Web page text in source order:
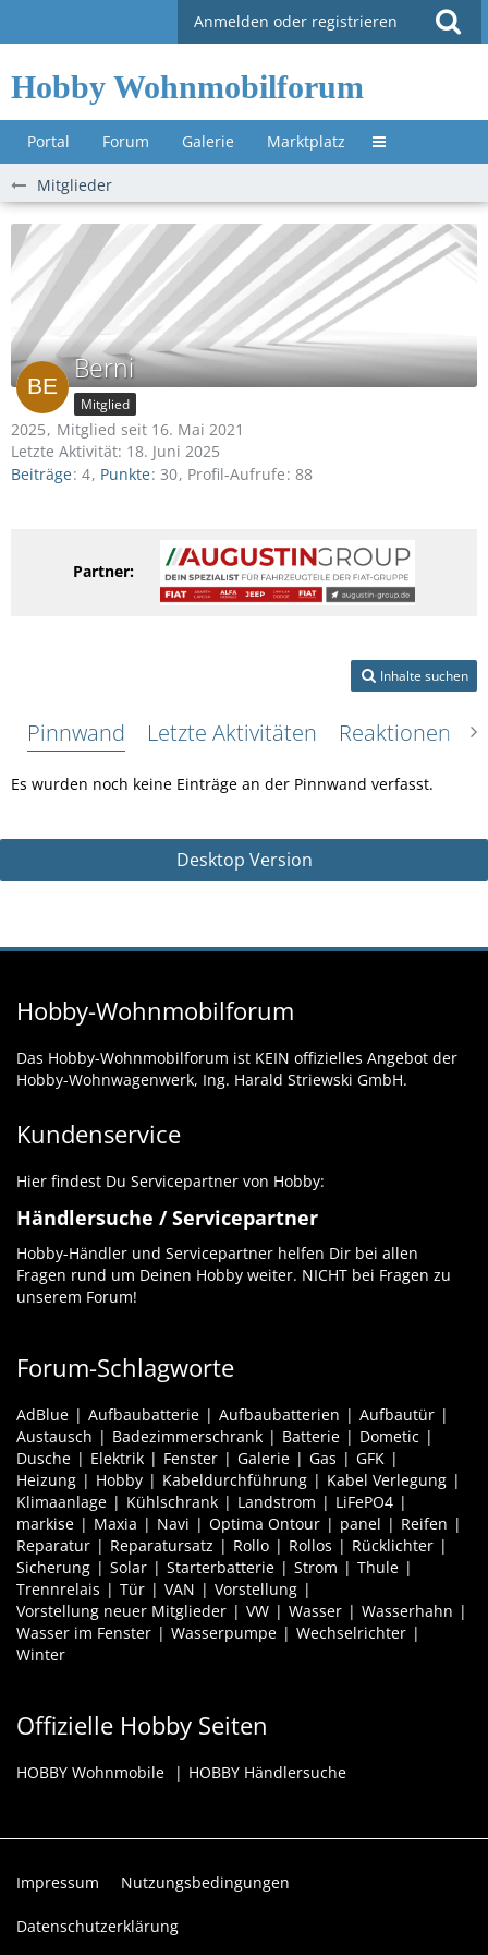
Anmelden oder registrieren
Hobby Wohnmobilforum
Portal Forum Galerie Marktplatz Untermenü »
Mitglieder
Berni
Mitglied
2025
Mitglied seit 16. Mai 2021
Letzte Aktivität: 18. Juni 2025
Beiträge 4 Punkte 30 Profil-Aufrufe 88
Partner:
Inhalte suchen
Pinnwand Letzte Aktivitäten Reaktionen
Es wurden noch keine Einträge an der Pinnwand verfasst.
Desktop Version
Hobby-Wohnmobilforum
Das Hobby-Wohnmobilforum ist KEIN offizielles Angebot der
Hobby-Wohnwagenwerk, Ing. Harald Striewski GmbH.
Kundenservice
Hier findest Du Servicepartner von Hobby:
Händlersuche / Servicepartner
Hobby-Händler und Servicepartner helfen Dir bei allen
Fragen rund um Deinen Hobby weiter. NICHT bei Fragen zu
unserem Forum!
Forum-Schlagworte
AdBlue Aufbaubatterie Aufbaubatterien
Aufbautür
Austausch
Badezimmerschrank Batterie
Dometic
Dusche
Elektrik Fenster Galerie Gas
GFK
Heizung
Hobby Kabeldurchführung
Kabel Verlegung
Klimaanlage
Kühlschrank Landstrom
LiFePO4
markise
Maxia Navi Optima Ontour panel
Reifen
Reparatur
Reparatursatz Rollo Rollos
Rücklichter
Sicherung
Solar Starterbatterie Strom
Thule
Trennrelais
Tür VAN
Vorstellung
Vorstellung neuer Mitglieder
VW Wasser
Wasserhahn
Wasser im Fenster
Wasserpumpe
Wechselrichter
Winter
Offizielle Hobby Seiten
HOBBY Wohnmobile HOBBY Händlersuche
Impressum Nutzungsbedingungen
Datenschutzerklärung